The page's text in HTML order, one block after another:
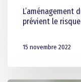
L’aménagement
prévient le
15 novembre 2022